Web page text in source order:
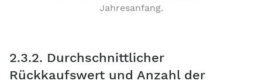
Jahresanfang.
2.3.2. Durchschnittlicher
Rückkaufswert und Anzahl der